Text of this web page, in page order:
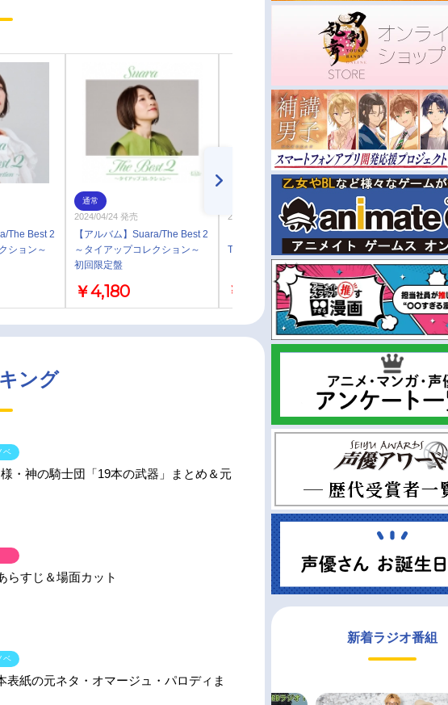
The Best 2
ション～
通常
2024/04/24 発売
【アルバム】Suara/The Best 2
～タイアップコレクション～
初回限定盤
￥4,180
2023/11/22 発売
【Blu-ray】Suara/Suara LIVE
TOUR 2023～Infinity～
￥7,480
2022/11/23 発売
【アルバム】
望の扉 通常盤
￥3,300
ング
様・神の騎士団「19本の武器」まとめ＆元
ベ
らすじ＆場面カット
表紙の元ネタ・オマージュ・パロディま
ベ
新着ラジオ番組